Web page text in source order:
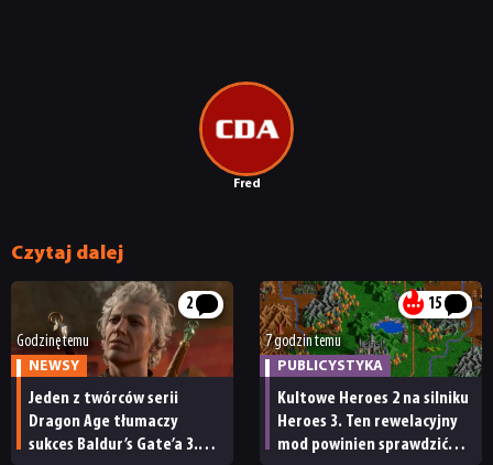
Fred
Czytaj dalej
2
Godzinę temu
NEWSY
Jeden z twórców serii
Dragon Age tłumaczy
sukces Baldur’s Gate’a 3.
15
7 godzin temu
PUBLICYSTYKA
Kultowe Heroes 2 na silniku
Heroes 3. Ten rewelacyjny
mod powinien sprawdzić